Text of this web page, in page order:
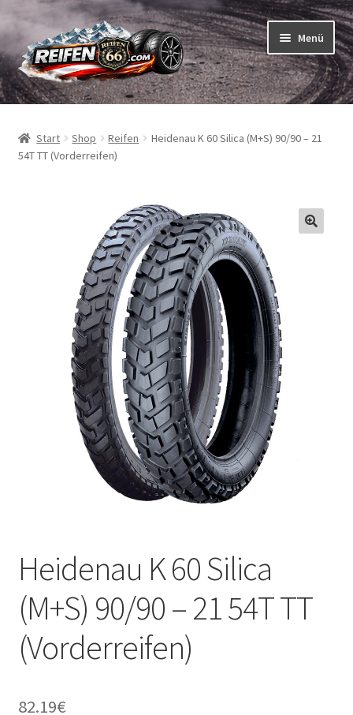
Zur
Navigation
springen
Zum
Inhalt
springen
Menü
Reifen
Schläuche
Reifentests
Start Shop Reifen
Heidenau K 60 Silica (M+S) 90/90 – 21
54T TT (Vorderreifen)
Heidenau K 60 Silica
(M+S) 90/90 – 21 54T TT
(Vorderreifen)
82.19€